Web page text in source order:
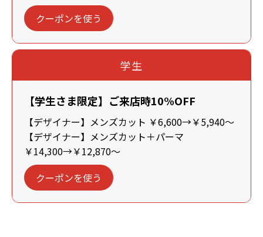
クーポンを使う
学生
【学生さま限定】ご来店時10%OFF
【デザイナー】メンズカット ￥6,600→￥5,940～
【デザイナー】メンズカット＋パーマ
￥14,300→￥12,870～
クーポンを使う